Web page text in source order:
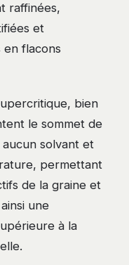
raffinées,
et
en flacons
bien
le sommet de
aucun solvant et
permettant
de la graine et
une
à la